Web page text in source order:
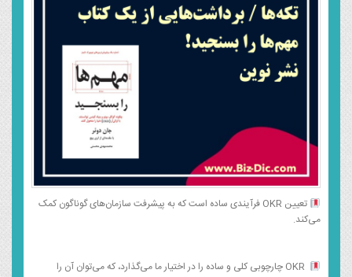
تعیین OKR فرآیندی ساده است که به پیشرفت سازمان‌های گوناگون کمک
می‌کند.
OKR چارچوبی کلی و ساده را در اختیار ما می‌گذارد، که می‌توان آن را